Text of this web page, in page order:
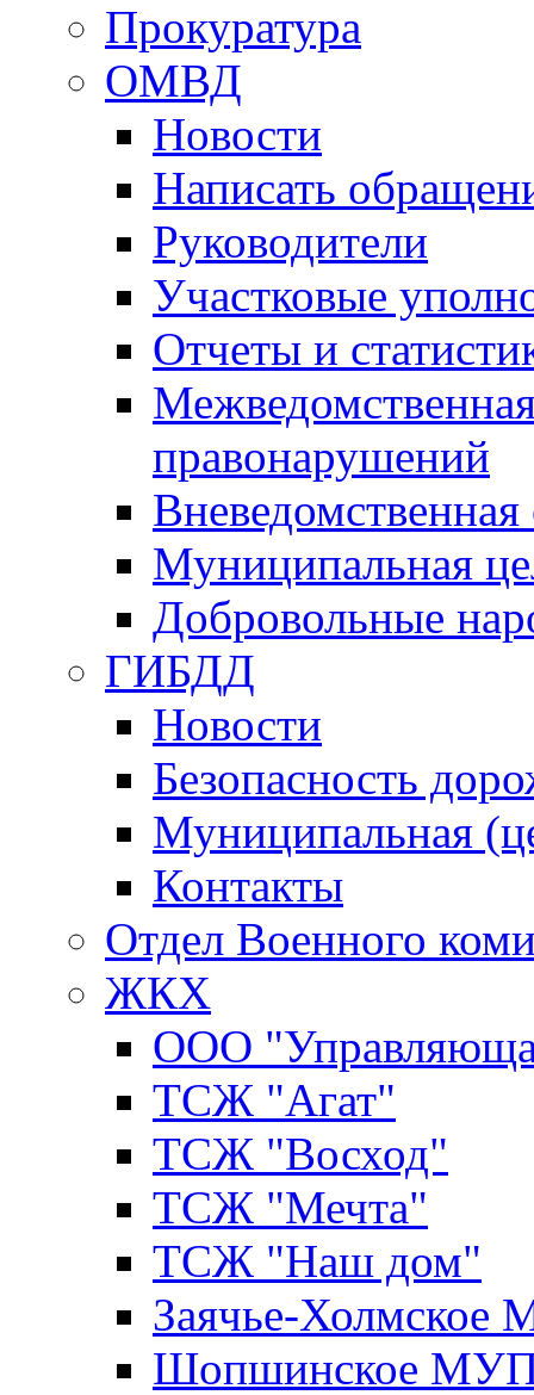
Прокуратура
ОМВД
Новости
Написать
Руководители
Участковые
Отчеты и
правонарушений
Вневедомственная
Муниципальная
Добровольные
ГИБДД
Новости
Безопасность
Муниципальная
Контакты
Отдел Военного
ЖКХ
ООО
ТСЖ "Агат"
ТСЖ "Восход"
ТСЖ "Мечта"
ТСЖ "Наш дом"
Заячье-
Шопшинское